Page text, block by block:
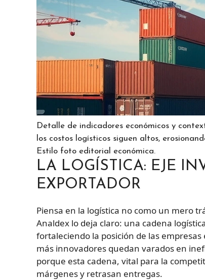
Detalle de indicadores económicos y
los costos logísticos siguen altos,
Estilo foto editorial económica.
LA LOGÍSTICA: EJE
EXPORTADOR
Piensa en la logística no como un mero
Analdex lo deja claro: una cadena
fortaleciendo la posición de las
más innovadores quedan varados en
porque esta cadena, vital para la
márgenes y retrasan entregas.